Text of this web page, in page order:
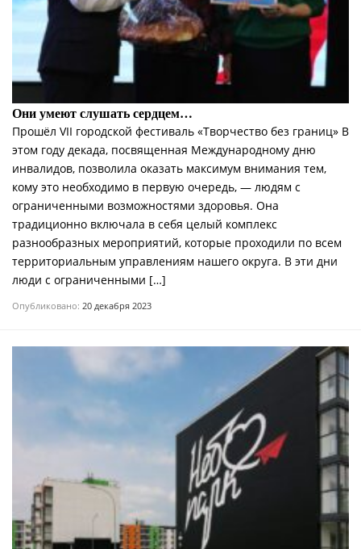
Они умеют слушать сердцем…
Прошёл VII городской фестиваль «Творчество без границ» В
этом году декада, посвященная Международному дню
инвалидов, позволила оказать максимум внимания тем,
кому это необходимо в первую очередь, — людям с
ограниченными возможностями здоровья. Она
традиционно включала в себя целый комплекс
разнообразных мероприятий, которые проходили по всем
территориальным управлениям нашего округа. В эти дни
люди с ограниченными […]
Опубликовано: 20 декабря 2023